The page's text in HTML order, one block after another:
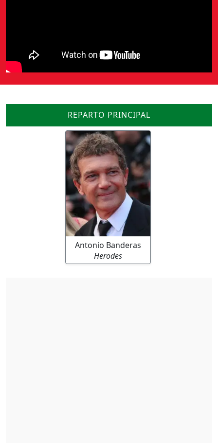
REPARTO PRINCIPAL
Antonio Banderas
Herodes